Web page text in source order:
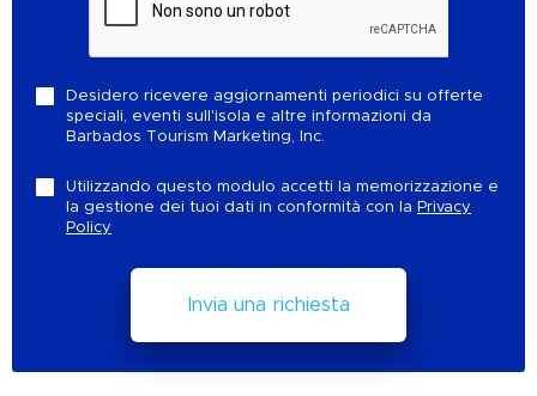
Desidero ricevere aggiornamenti periodici su offerte
speciali, eventi sull'isola e altre informazioni da
Barbados Tourism Marketing, Inc.
Utilizzando questo modulo accetti la memorizzazione e
la gestione dei tuoi dati in conformità con la Privacy
Policy